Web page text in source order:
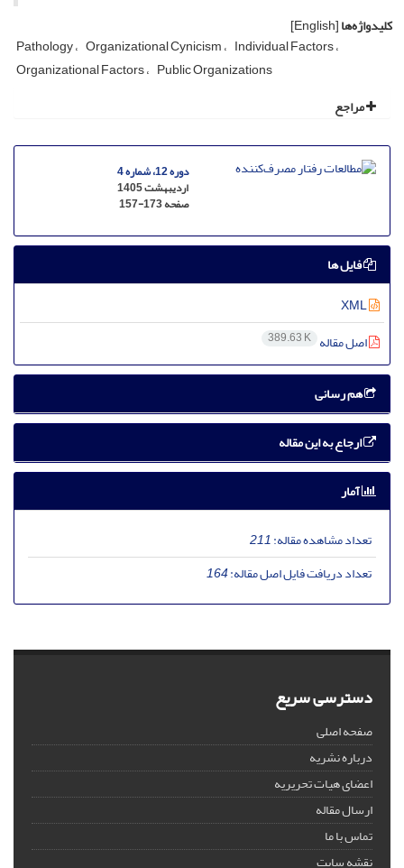
کلیدواژه‌ها[English]
Pathology Organizational Cynicism Individual Factors
Organizational Factors Public Organizations
مراجع
دوره 12، شماره 4
اردیبهشت 1405
صفحه157-173
فایل ها
اصل مقاله 389.63 K
هم رسانی
ارجاع به این مقاله
آمار
تعداد مشاهده مقاله:211
تعداد دریافت فایل اصل مقاله:164
دسترسی سریع
صفحه اصلی
درباره نشریه
اعضای هیات تحریریه
ارسال مقاله
تماس با ما
نقشه سایت